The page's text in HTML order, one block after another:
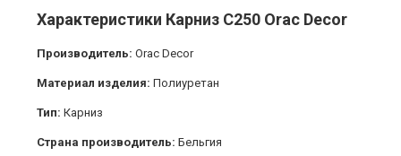
Характеристики Карниз C250 Orac Decor
Производитель: Orac Decor
Материал изделия: Полиуретан
Тип: Карниз
Страна производитель: Бельгия